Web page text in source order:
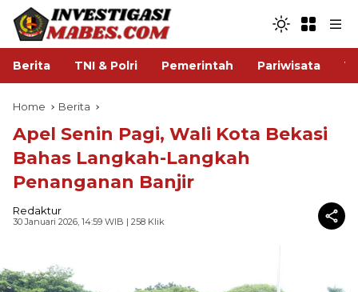
Berita TNI & Polri Pemerintah Pariwisata
Home Berita
Apel Senin Pagi, Wali Kota Bekasi
Bahas Langkah-Langkah
Penanganan Banjir
Redaktur
30 Januari 2026, 14:59 WIB | 258 Klik